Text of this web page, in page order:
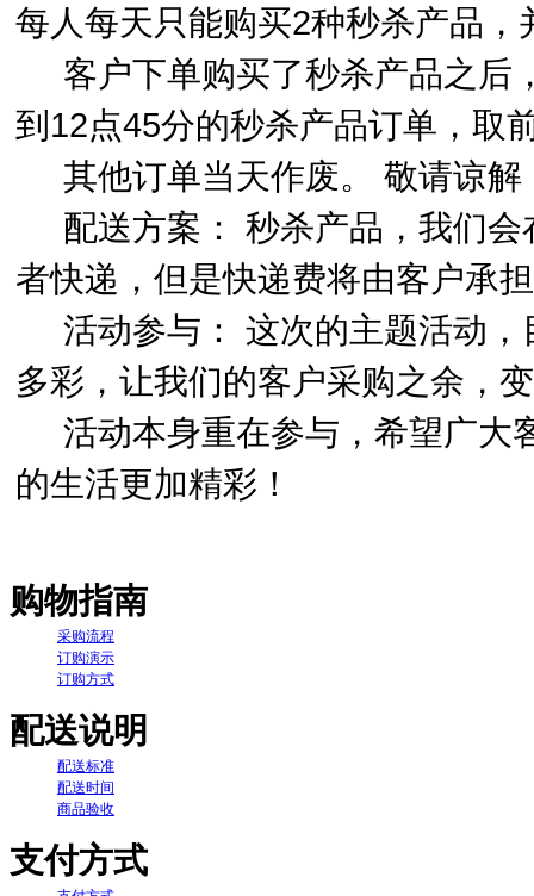
每人每天只能购买2种秒杀产品，
客户下单购买了秒杀产品之后
到12点45分的秒杀产品订单，取
其他订单当天作废。 敬请谅
配送方案： 秒杀产品，我们会
者快递，但是快递费将由客户承
活动参与： 这次的主题活动，
多彩，让我们的客户采购之余，
活动本身重在参与，希望广大
的生活更加精彩！
购物指南
采购流程
订购演示
订购方式
配送说明
配送标准
配送时间
商品验收
支付方式